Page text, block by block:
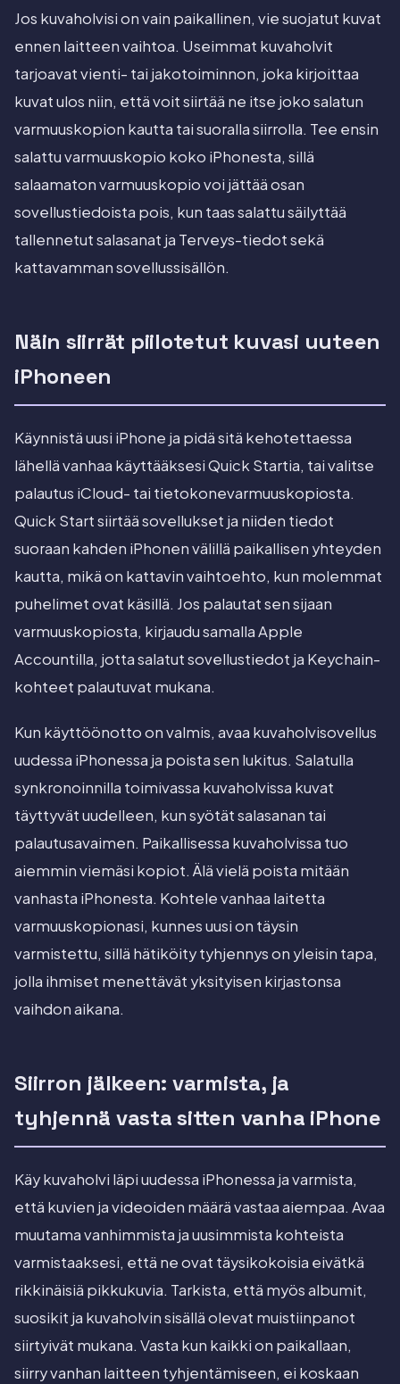
Jos kuvaholvisi on vain paikallinen, vie suojatut kuvat
ennen laitteen vaihtoa. Useimmat kuvaholvit
tarjoavat vienti- tai jakotoiminnon, joka kirjoittaa
kuvat ulos niin, että voit siirtää ne itse joko salatun
varmuuskopion kautta tai suoralla siirrolla. Tee ensin
salattu varmuuskopio koko iPhonesta, sillä
salaamaton varmuuskopio voi jättää osan
sovellustiedoista pois, kun taas salattu säilyttää
tallennetut salasanat ja Terveys-tiedot sekä
kattavamman sovellussisällön.
Näin siirrät piilotetut kuvasi uuteen
iPhoneen
Käynnistä uusi iPhone ja pidä sitä kehotettaessa
lähellä vanhaa käyttääksesi Quick Startia, tai valitse
palautus iCloud- tai tietokonevarmuuskopiosta.
Quick Start siirtää sovellukset ja niiden tiedot
suoraan kahden iPhonen välillä paikallisen yhteyden
kautta, mikä on kattavin vaihtoehto, kun molemmat
puhelimet ovat käsillä. Jos palautat sen sijaan
varmuuskopiosta, kirjaudu samalla Apple
Accountilla, jotta salatut sovellustiedot ja Keychain-
kohteet palautuvat mukana.
Kun käyttöönotto on valmis, avaa kuvaholvisovellus
uudessa iPhonessa ja poista sen lukitus. Salatulla
synkronoinnilla toimivassa kuvaholvissa kuvat
täyttyvät uudelleen, kun syötät salasanan tai
palautusavaimen. Paikallisessa kuvaholvissa tuo
aiemmin viemäsi kopiot. Älä vielä poista mitään
vanhasta iPhonesta. Kohtele vanhaa laitetta
varmuuskopionasi, kunnes uusi on täysin
varmistettu, sillä hätiköity tyhjennys on yleisin tapa,
jolla ihmiset menettävät yksityisen kirjastonsa
vaihdon aikana.
Siirron jälkeen: varmista, ja
tyhjennä vasta sitten vanha iPhone
Käy kuvaholvi läpi uudessa iPhonessa ja varmista,
että kuvien ja videoiden määrä vastaa aiempaa. Avaa
muutama vanhimmista ja uusimmista kohteista
varmistaaksesi, että ne ovat täysikokoisia eivätkä
rikkinäisiä pikkukuvia. Tarkista, että myös albumit,
suosikit ja kuvaholvin sisällä olevat muistiinpanot
siirtyivät mukana. Vasta kun kaikki on paikallaan,
siirry vanhan laitteen tyhjentämiseen, ei koskaan